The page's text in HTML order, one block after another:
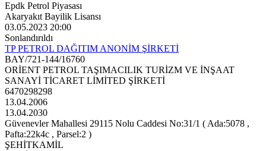
Epdk Petrol Piyasası
Akaryakıt Bayilik Lisansı
03.05.2023 20:00
Sonlandırıldı
TP PETROL DAĞITIM ANONİM ŞİRKETİ
BAY/721-144/16760
ORİENT PETROL TAŞIMACILIK TURİZM VE İNŞAAT
SANAYİ TİCARET LİMİTED ŞİRKETİ
6470298298
13.04.2006
13.04.2030
Güvenevler Mahallesi 29115 Nolu Caddesi No:31/1 ( Ada:5078 ,
Pafta:22k4c , Parsel:2 )
ŞEHİTKAMİL